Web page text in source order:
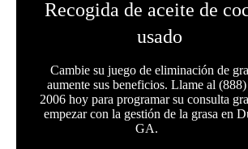
Recogida de aceite de
usado
Cambie su juego de eliminación de
aumente sus beneficios. Llame al
2006 hoy para programar su consulta
empezar con la gestión de la grasa en
GA.